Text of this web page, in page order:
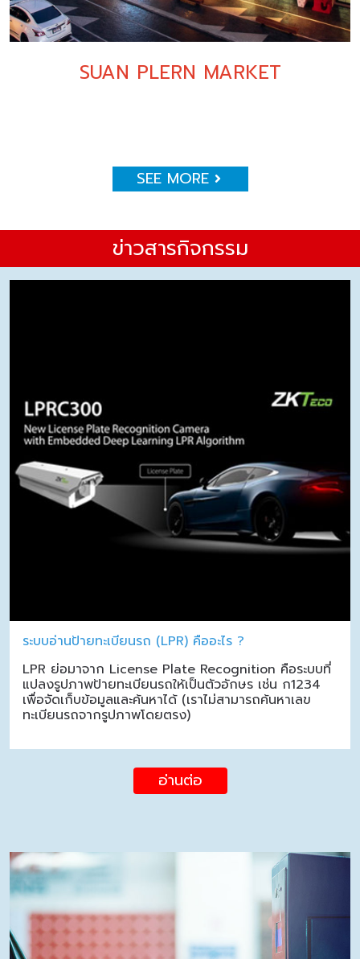
SUAN PLERN MARKET
SEE MORE
ข่าวสารกิจกรรม
ระบบอ่านป้ายทะเบียนรถ (LPR) คืออะไร ?
LPR ย่อมาจาก License Plate Recognition คือระบบที่
แปลงรูปภาพป้ายทะเบียนรถให้เป็นตัวอักษร เช่น ก1234
เพื่อจัดเก็บข้อมูลและค้นหาได้ (เราไม่สามารถค้นหาเลข
ทะเบียนรถจากรูปภาพโดยตรง)
อ่านต่อ